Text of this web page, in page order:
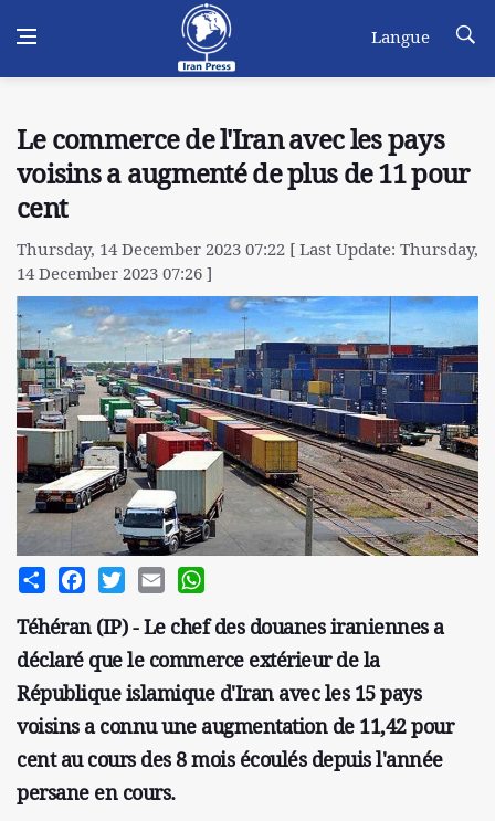
Langue
Le commerce de l'Iran avec les pays
voisins a augmenté de plus de 11 pour
cent
Thursday, 14 December 2023 07:22 [ Last Update: Thursday,
14 December 2023 07:26 ]
Share FacebookTwitterEmail
Téhéran (IP) - Le chef des douanes iraniennes a
déclaré que le commerce extérieur de la
République islamique d'Iran avec les 15 pays
voisins a connu une augmentation de 11,42 pour
cent au cours des 8 mois écoulés depuis l'année
persane en cours.